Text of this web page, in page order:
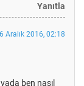
Yanıtla
Aralık 2016, 02:18
ben nasıl